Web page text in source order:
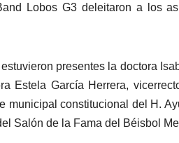
Lobos G3 deleitaron a los
presentes la doctora
Estela García Herrera,
municipal constitucional del H.
Salón de la Fama del Béisbol